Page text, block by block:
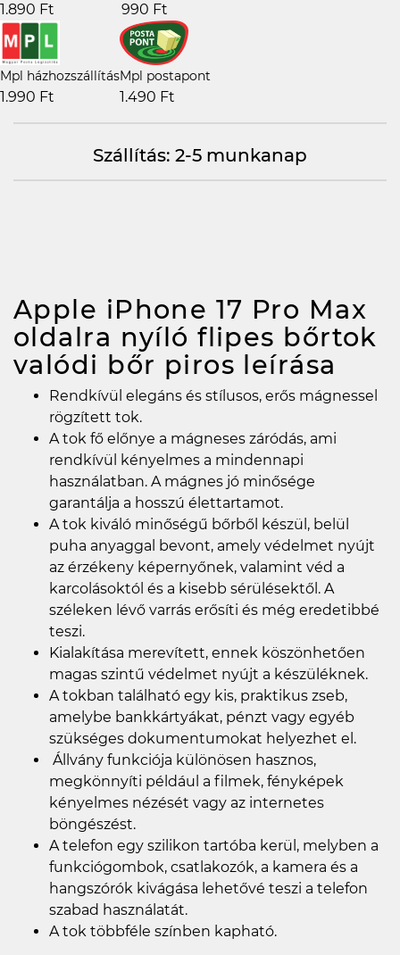
1.890 Ft 990 Ft
Mpl házhozszállítás
1.990 Ft
Mpl postapont
1.490 Ft
Szállítás: 2-5 munkanap
Apple iPhone 17 Pro Max
oldalra nyíló flipes bőrtok
valódi bőr piros leírása
Rendkívül elegáns és stílusos, erős mágnessel
rögzített tok.
A tok fő előnye a mágneses záródás, ami
rendkívül kényelmes a mindennapi
használatban. A mágnes jó minősége
garantálja a hosszú élettartamot.
A tok kiváló minőségű bőrből készül, belül
puha anyaggal bevont, amely védelmet nyújt
az érzékeny képernyőnek, valamint véd a
karcolásoktól és a kisebb sérülésektől. A
széleken lévő varrás erősíti és még eredetibbé
teszi.
Kialakítása merevített, ennek köszönhetően
magas szintű védelmet nyújt a készüléknek.
A tokban található egy kis, praktikus zseb,
amelybe bankkártyákat, pénzt vagy egyéb
szükséges dokumentumokat helyezhet el.
Állvány funkciója különösen hasznos,
megkönnyíti például a filmek, fényképek
kényelmes nézését vagy az internetes
böngészést.
A telefon egy szilikon tartóba kerül, melyben a
funkciógombok, csatlakozók, a kamera és a
hangszórók kivágása lehetővé teszi a telefon
szabad használatát.
A tok többféle színben kapható.